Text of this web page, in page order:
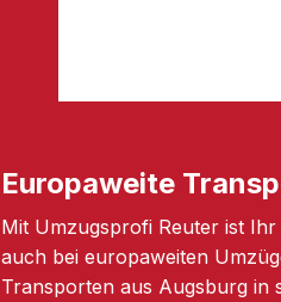
Europaweite
Mit Umzugsprofi Reuter ist Ihr
auch bei europaweiten
Transporten aus Augsburg in